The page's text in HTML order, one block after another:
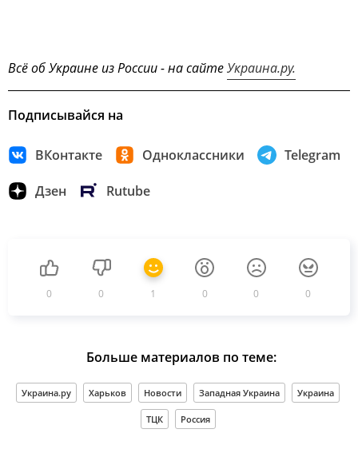
Всё об Украине из России - на сайтеУкраина.ру.
Подписывайся на
ВКонтакте Одноклассники Telegram
Дзен Rutube
0 0 1 0 0 0
Больше материалов по теме:
Украина.ру Харьков Новости Западная Украина Украина
ТЦК Россия